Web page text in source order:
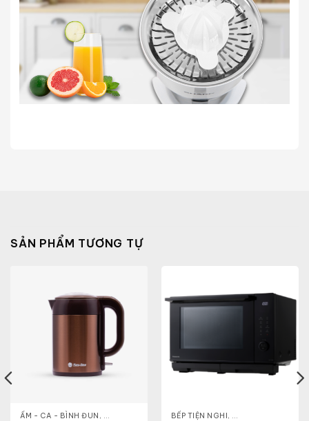
SẢN PHẨM TƯƠNG TỰ
ẤM - CA - BÌNH ĐUN , GIA DỤNG KHỎE & ĐẸP,NỒI - ẤM - CA - BÌNH
BẾP TIỆN NGHI, GIA DỤNG KHỎE &
CA - BÌNH,NỒI CƠM ĐIỆN